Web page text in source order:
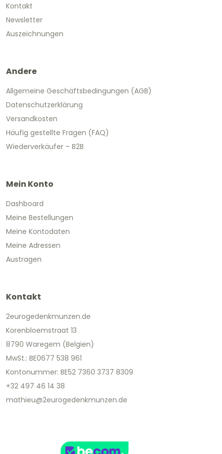
Kontakt
Newsletter
Auszeichnungen
Andere
Allgemeine Geschäftsbedingungen (AGB)
Datenschutzerklärung
Versandkosten
Häufig gestellte Fragen (FAQ)
Wiederverkäufer – B2B
Mein Konto
Dashboard
Meine Bestellungen
Meine Kontodaten
Meine Adressen
Austragen
Kontakt
2eurogedenkmunzen.de
Korenbloemstraat 13
8790 Waregem (Belgien)
MwSt.: BE0677 538 961
Kontonummer: BE52 7360 3737 8309
+32 497 46 14 38
mathieu@2eurogedenkmunzen.de